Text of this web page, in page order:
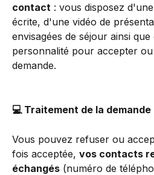
contact : vous disposez
écrite, d'une vidéo de
envisagées de séjour ainsi
personnalité pour accepter
demande.
💻 Traitement de la demande
Vous pouvez refuser ou
fois acceptée, vos contacts
échangés (numéro de